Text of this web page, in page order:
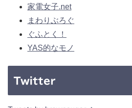
家電女子.net
まわりぶろぐ
ぐふとく！
YAS的なモノ
Twitter